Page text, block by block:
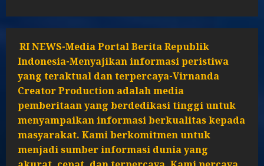
RI NEWS-Media Portal Berita Republik
Indonesia-Menyajikan informasi peristiwa
yang teraktual dan terpercaya-Virnanda
Creator Production adalah media
pemberitaan yang berdedikasi tinggi untuk
menyampaikan informasi berkualitas kepada
masyarakat. Kami berkomitmen untuk
menjadi sumber informasi dunia yang